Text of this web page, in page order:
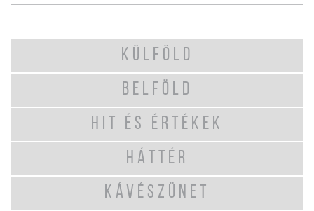
KÜLFÖLD
BELFÖLD
HIT ÉS ÉRTÉKEK
HÁTTÉR
KÁVÉSZÜNET